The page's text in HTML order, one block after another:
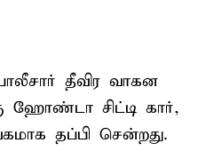
தீவிர வாகன
ஹோண்டா சிட்டி கார்,
தப்பி சென்றது.